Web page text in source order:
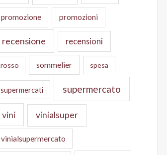
promozione promozioni
recensione recensioni
rosso sommelier spesa
supermercati supermercato
vini vinialsuper
vinialsupermercato